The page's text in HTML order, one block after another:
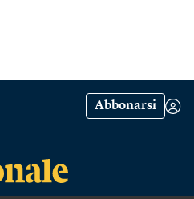
Abbonarsi